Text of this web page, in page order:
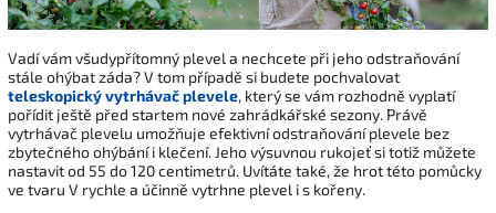
Vadí vám všudypřítomný plevel a nechcete při jeho odstraňování
stále ohýbat záda? V tom případě si budete pochvalovat
teleskopický vytrhávač plevele, který se vám rozhodně vyplatí
pořídit ještě před startem nové zahrádkářské sezony. Právě
vytrhávač plevelu umožňuje efektivní odstraňování plevele bez
zbytečného ohýbání i klečení. Jeho výsuvnou rukojeť si totiž můžete
nastavit od 55 do 120 centimetrů. Uvítáte také, že hrot této pomůcky
ve tvaru V rychle a účinně vytrhne plevel i s kořeny.